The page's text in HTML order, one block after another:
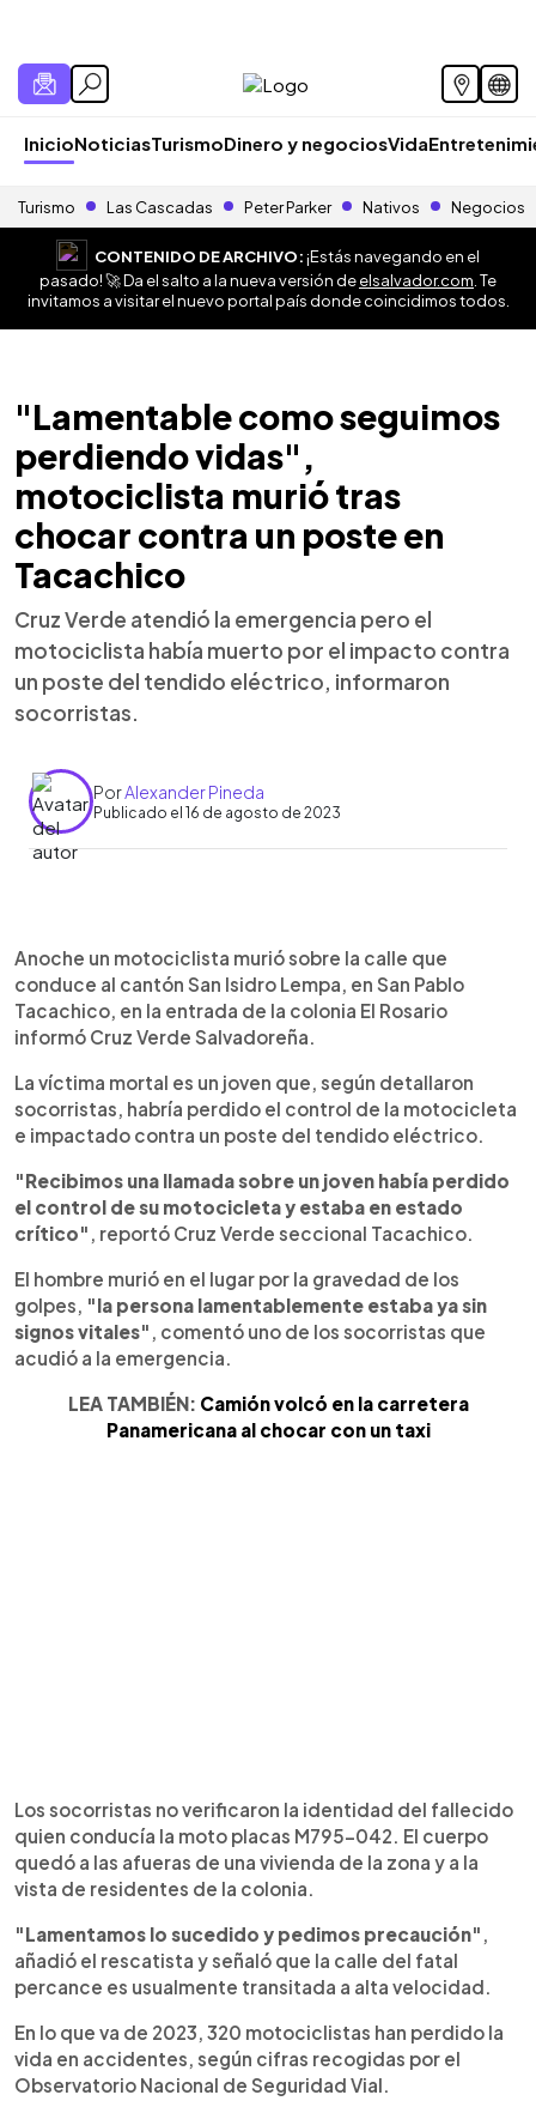
InicioNoticiasTurismoDinero y negociosVida
Turismo Las Cascadas Peter Parker Nativos Negocios
CONTENIDO DE ARCHIVO:¡Estás navegando en el
pasado! 🚀 Da el salto a la nueva versión deelsalvador.com . Te
invitamos a visitar el nuevo portal país donde coincidimos todos.
"Lamentable como seguimos
perdiendo vidas",
motociclista murió tras
chocar contra un poste en
Tacachico
Cruz Verde atendió la emergencia pero el
motociclista había muerto por el impacto contra
un poste del tendido eléctrico, informaron
socorristas.
PorAlexander Pineda
Publicado el 16 de agosto de 2023
Escuchar artículo
Anoche un motociclista murió sobre la calle que
conduce al cantón San Isidro Lempa, en San Pablo
Tacachico, en la entrada de la colonia El Rosario
informó Cruz Verde Salvadoreña.
La víctima mortal es un joven que, según detallaron
socorristas, habría perdido el control de la motocicleta
e impactado contra un poste del tendido eléctrico.
"Recibimos una llamada sobre un joven había perdido
el control de su motocicleta y estaba en estado
crítico" , reportó Cruz Verde seccional Tacachico.
El hombre murió en el lugar por la gravedad de los
golpes, "la persona lamentablemente estaba ya sin
signos vitales" , comentó uno de los socorristas que
acudió a la emergencia.
LEA TAMBIÉN: Camión volcó en la carretera
Panamericana al chocar con un taxi
Los socorristas no verificaron la identidad del fallecido
quien conducía la moto placas M795-042. El cuerpo
quedó a las afueras de una vivienda de la zona y a la
vista de residentes de la colonia.
"Lamentamos lo sucedido y pedimos precaución" ,
añadió el rescatista y señaló que la calle del fatal
percance es usualmente transitada a alta velocidad.
En lo que va de 2023, 320 motociclistas han perdido la
vida en accidentes, según cifras recogidas por el
Observatorio Nacional de Seguridad Vial.